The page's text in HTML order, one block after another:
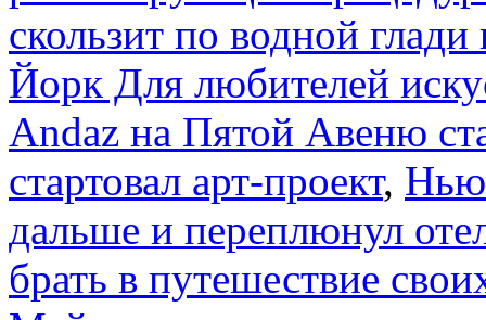
скользит по водной
Йорк Для любителей
Andaz на Пятой Авеню
стартовал арт-проект,
дальше и переплюнул
брать в путешествие